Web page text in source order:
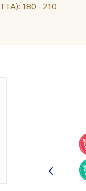
180 – 210